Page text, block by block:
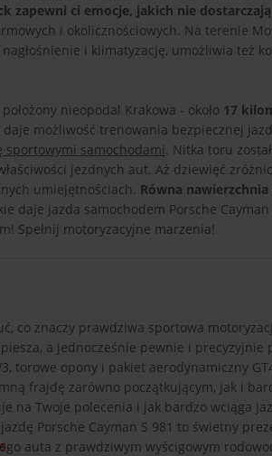
zapewni ci emocje, jakich nie
i okolicznościowych. Na terenie
i klimatyzację, umożliwia też
nieopodal Krakowa - około 17
możliwość trenowania bezpiecznej
sportowymi samochodami. Nitka toru
jezdnych aut. Aż dziewięć
umiejętnościach. Równa
daje jazda samochodem Porsche Cayman
Spełnij motoryzacyjne marzenia!
co znaczy prawdziwa sportowa
a jednocześnie pewnie i precyzyjnie
torowe opony i pakiet aerodynamiczny
frajdę zarówno początkującym, jak i
na Twoje polecenia i jak bardzo wciąga
Porsche Cayman S 981 to świetny
auta z prawdziwym wyścigowym